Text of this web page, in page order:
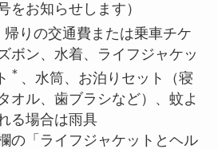
をお知らせします）
りの交通費または乗車チケ
ボン、水着、ライフジャケッ
＊ 、水筒、お泊りセット（寝
オル、歯ブラシなど）、蚊よ
る場合は雨具
の「ライフジャケットとヘル